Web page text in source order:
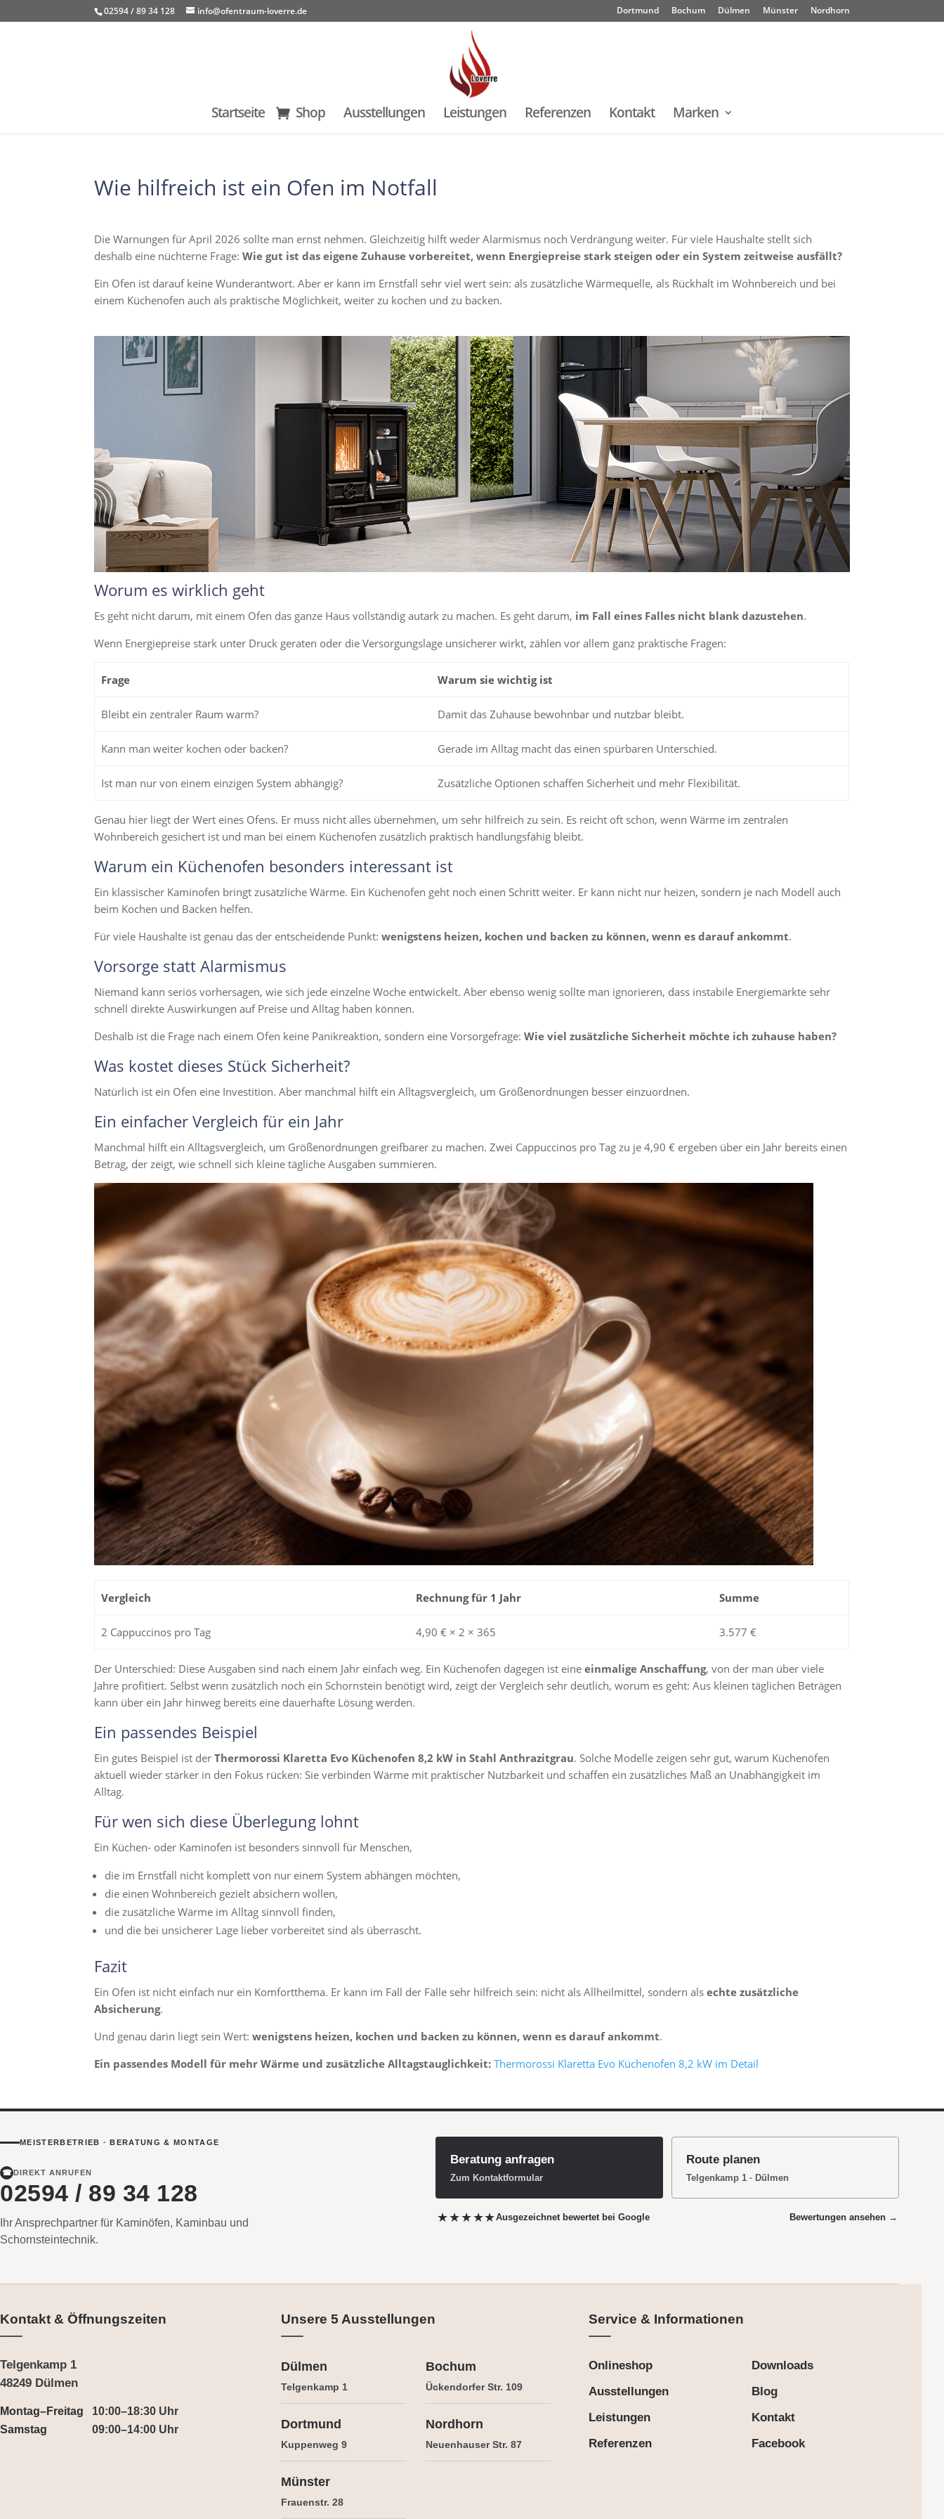
02594 / 89 34 128 info@ofentraum-loverre.de Dortmund Bochum Dülmen Münster Nordhorn
Startseite Shop Ausstellungen Leistungen Referenzen Kontakt Marken
Wie hilfreich ist ein Ofen im Notfall
Die Warnungen für April 2026 sollte man ernst nehmen. Gleichzeitig hilft weder Alarmismus noch Verdrängung weiter. Für viele Haushalte stellt sich
deshalb eine nüchterne Frage:Wie gut ist das eigene Zuhause vorbereitet, wenn Energiepreise stark steigen oder ein System zeitweise ausfällt?
Ein Ofen ist darauf keine Wunderantwort. Aber er kann im Ernstfall sehr viel wert sein: als zusätzliche Wärmequelle, als Rückhalt im Wohnbereich und bei
einem Küchenofen auch als praktische Möglichkeit, weiter zu kochen und zu backen.
Worum es wirklich geht
Es geht nicht darum, mit einem Ofen das ganze Haus vollständig autark zu machen. Es geht darum, im Fall eines Falles nicht blank dazustehen.
Wenn Energiepreise stark unter Druck geraten oder die Versorgungslage unsicherer wirkt, zählen vor allem ganz praktische Fragen:
Frage Warum sie wichtig ist
Bleibt ein zentraler Raum warm? Damit das Zuhause bewohnbar und nutzbar bleibt.
Kann man weiter kochen oder backen? Gerade im Alltag macht das einen spürbaren Unterschied.
Ist man nur von einem einzigen System abhängig? Zusätzliche Optionen schaffen Sicherheit und mehr Flexibilität.
Genau hier liegt der Wert eines Ofens. Er muss nicht alles übernehmen, um sehr hilfreich zu sein. Es reicht oft schon, wenn Wärme im zentralen
Wohnbereich gesichert ist und man bei einem Küchenofen zusätzlich praktisch handlungsfähig bleibt.
Warum ein Küchenofen besonders interessant ist
Ein klassischer Kaminofen bringt zusätzliche Wärme. Ein Küchenofen geht noch einen Schritt weiter. Er kann nicht nur heizen, sondern je nach Modell auch
beim Kochen und Backen helfen.
Für viele Haushalte ist genau das der entscheidende Punkt:wenigstens heizen, kochen und backen zu können, wenn es darauf ankommt.
Vorsorge statt Alarmismus
Niemand kann seriös vorhersagen, wie sich jede einzelne Woche entwickelt. Aber ebenso wenig sollte man ignorieren, dass instabile Energiemärkte sehr
schnell direkte Auswirkungen auf Preise und Alltag haben können.
Deshalb ist die Frage nach einem Ofen keine Panikreaktion, sondern eine Vorsorgefrage:Wie viel zusätzliche Sicherheit möchte ich zuhause haben?
Was kostet dieses Stück Sicherheit?
Natürlich ist ein Ofen eine Investition. Aber manchmal hilft ein Alltagsvergleich, um Größenordnungen besser einzuordnen.
Ein einfacher Vergleich für ein Jahr
Manchmal hilft ein Alltagsvergleich, um Größenordnungen greifbarer zu machen. Zwei Cappuccinos pro Tag zu je 4,90 € ergeben über ein Jahr bereits einen
Betrag, der zeigt, wie schnell sich kleine tägliche Ausgaben summieren.
Vergleich Rechnung für 1 Jahr Summe
2 Cappuccinos pro Tag 4,90 € × 2 × 365 3.577 €
Der Unterschied: Diese Ausgaben sind nach einem Jahr einfach weg. Ein Küchenofen dagegen ist eineeinmalige Anschaffung, von der man über viele
Jahre profitiert. Selbst wenn zusätzlich noch ein Schornstein benötigt wird, zeigt der Vergleich sehr deutlich, worum es geht: Aus kleinen täglichen Beträgen
kann über ein Jahr hinweg bereits eine dauerhafte Lösung werden.
Ein passendes Beispiel
Ein gutes Beispiel ist derThermorossi Klaretta Evo Küchenofen 8,2 kW in Stahl Anthrazitgrau. Solche Modelle zeigen sehr gut, warum Küchenöfen
aktuell wieder stärker in den Fokus rücken: Sie verbinden Wärme mit praktischer Nutzbarkeit und schaffen ein zusätzliches Maß an Unabhängigkeit im
Alltag.
Für wen sich diese Überlegung lohnt
Ein Küchen- oder Kaminofen ist besonders sinnvoll für Menschen,
die im Ernstfall nicht komplett von nur einem System abhängen möchten,
die einen Wohnbereich gezielt absichern wollen,
die zusätzliche Wärme im Alltag sinnvoll finden,
und die bei unsicherer Lage lieber vorbereitet sind als überrascht.
Fazit
Ein Ofen ist nicht einfach nur ein Komfortthema. Er kann im Fall der Fälle sehr hilfreich sein: nicht als Allheilmittel, sondern alsechte zusätzliche
Absicherung.
Und genau darin liegt sein Wert:wenigstens heizen, kochen und backen zu können, wenn es darauf ankommt.
Ein passendes Modell für mehr Wärme und zusätzliche Alltagstauglichkeit: Thermorossi Klaretta Evo Küchenofen 8,2 kW im Detail
MEISTERBETRIEB · BERATUNG & MONTAGE
☎ DIREKT ANRUFEN
02594 / 89 34 128
Ihr Ansprechpartner für Kaminöfen, Kaminbau und
Schornsteintechnik.
Beratung anfragen
Zum Kontaktformular
Route planen
Telgenkamp 1 · Dülmen
★★★★★Ausgezeichnet bewertetbei Google Bewertungen ansehen →
Kontakt & Öffnungszeiten
Telgenkamp 1
48249 Dülmen
Montag–Freitag
10:00–18:30 Uhr
Samstag
09:00–14:00 Uhr
Unsere 5 Ausstellungen
Dülmen
Telgenkamp 1
Bochum
Ückendorfer Str. 109
Dortmund
Kuppenweg 9
Nordhorn
Neuenhauser Str. 87
Münster
Frauenstr. 28
Service & Informationen
Onlineshop
Ausstellungen
Leistungen
Referenzen
Downloads
Blog
Kontakt
Facebook